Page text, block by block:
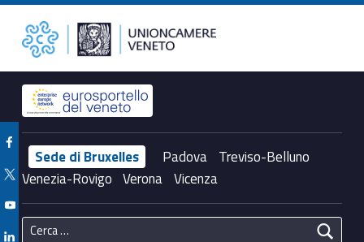
CREA-CULT-2025-COOP-UA-2 – Unioncamere del Veneto Unioncamere del Veneto
Header info sidebar
Sede di Bruxelles Padova Treviso-Belluno
Venezia-Rovigo Verona Vicenza
Facebook Unioncamere Veneto
Twitter Unioncamere Veneto
Youtube Unioncamere Veneto
Linkedin Unioncamere Veneto
Ricerca per: